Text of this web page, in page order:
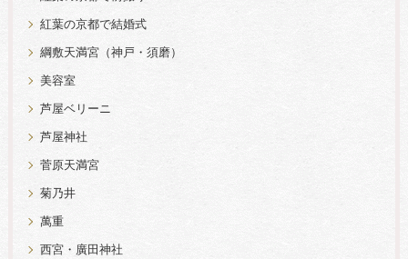
紅葉の京都で結婚式
綱敷天満宮（神戸・須磨）
美容室
芦屋ベリーニ
芦屋神社
菅原天満宮
菊乃井
萬重
西宮・廣田神社